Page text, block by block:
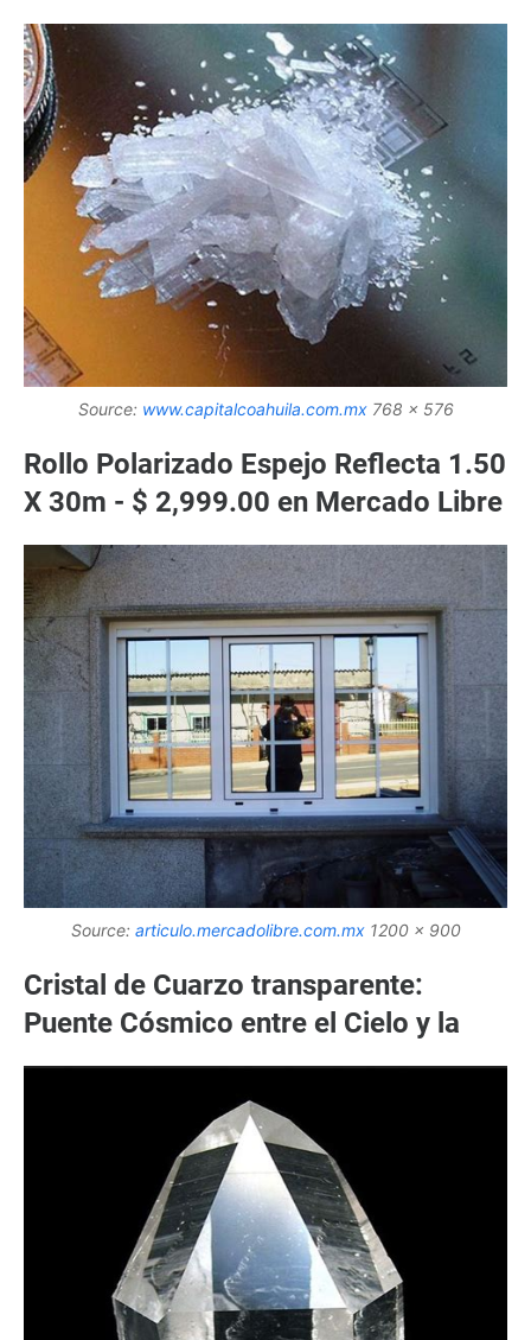
Source: www.capitalcoahuila.com.mx768 x 576
Rollo Polarizado Espejo Reflecta 1.50
X 30m - $ 2,999.00 en Mercado Libre
Source: articulo.mercadolibre.com.mx1200 x 900
Cristal de Cuarzo transparente:
Puente Cósmico entre el Cielo y la